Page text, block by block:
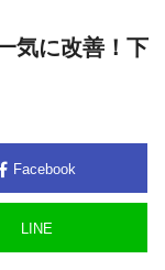
気に改善！下
Facebook
LINE